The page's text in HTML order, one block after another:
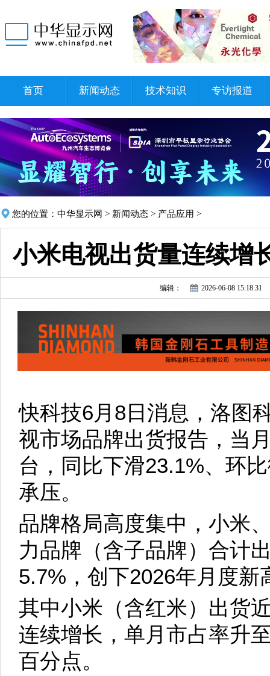
首页 新闻动态 技术知识 专访报道
您的位置： 中华显示网 > 新闻动态 > 产品应用 >
小米电视出货量连续增
编辑： 2026-06-08 15:18:31
快科技6月8日消息，洛图
视市场品牌出货报告，当
台，同比下滑23.1%、环
承压。
品牌格局高度集中，小米
力品牌（含子品牌）合计
5.7%，创下2026年月度新
其中小米（含红米）出货
连续增长，单月市占率升
百分点。